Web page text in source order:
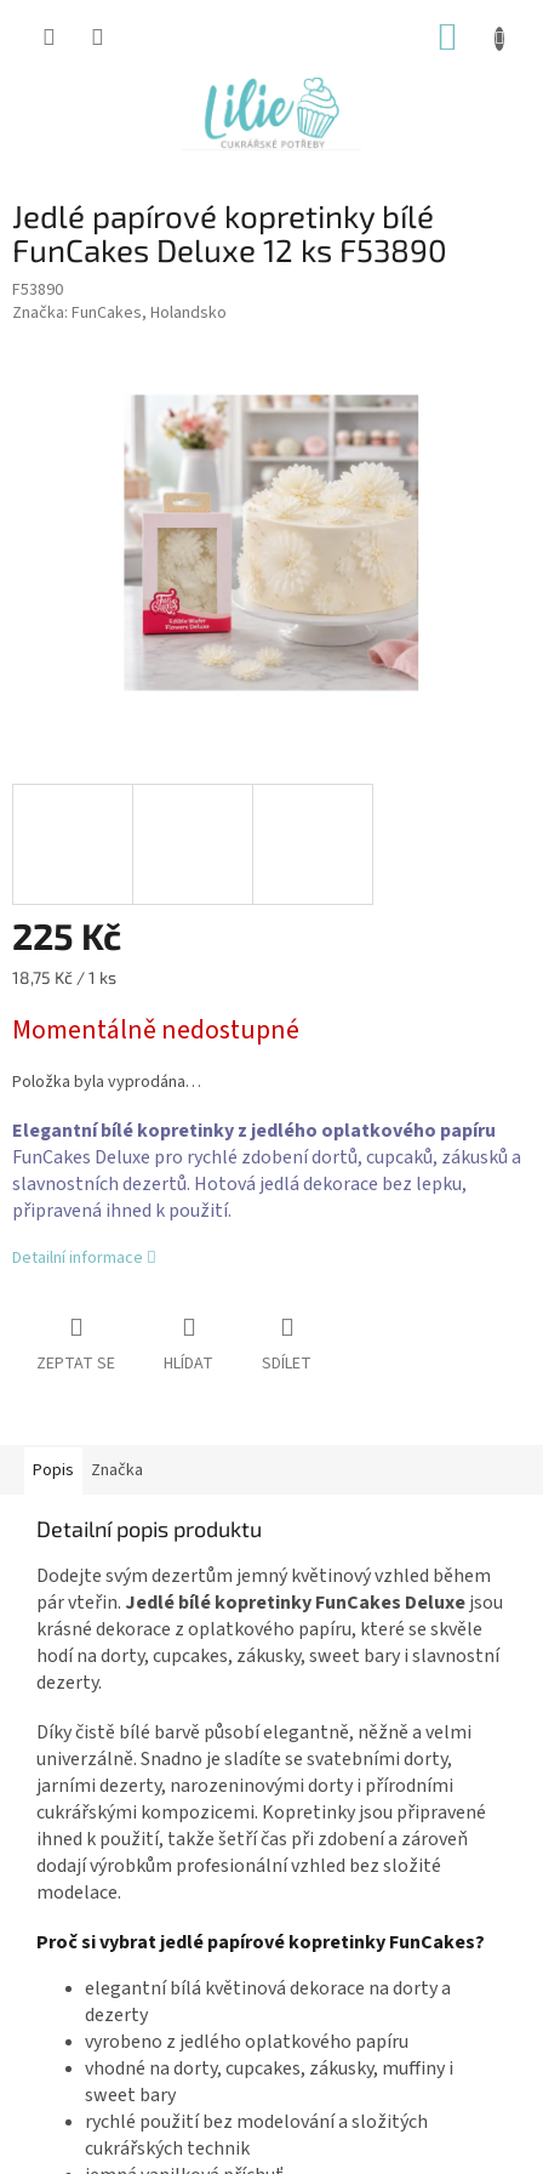
Jedlé papírové kopretinky bílé
FunCakes Deluxe 12 ks F53890
F53890
Značka: FunCakes, Holandsko
225 Kč
Měrná
18,75 Kč / 1 ks
Momentálně nedostupné
Položka byla vyprodána…
Elegantní bílé kopretinky z jedlého oplatkového papíru
FunCakes Deluxe pro rychlé zdobení dortů, cupcaků, zákusků a
slavnostních dezertů. Hotová jedlá dekorace bez lepku,
připravená ihned k použití.
Detailní informace
ZEPTAT SE HLÍDAT SDÍLET
Popis Značka
Detailní popis produktu
Dodejte svým dezertům jemný květinový vzhled během
pár vteřin. Jedlé bílé kopretinky FunCakes Deluxejsou
krásné dekorace z oplatkového papíru, které se skvěle
hodí na dorty, cupcakes, zákusky, sweet bary i slavnostní
dezerty.
Díky čistě bílé barvě působí elegantně, něžně a velmi
univerzálně. Snadno je sladíte se svatebními dorty,
jarními dezerty, narozeninovými dorty i přírodními
cukrářskými kompozicemi. Kopretinky jsou připravené
ihned k použití, takže šetří čas při zdobení a zároveň
dodají výrobkům profesionální vzhled bez složité
modelace.
Proč si vybrat jedlé papírové kopretinky FunCakes?
elegantní bílá květinová dekorace na dorty a
dezerty
vyrobeno z jedlého oplatkového papíru
vhodné na dorty, cupcakes, zákusky, muffiny i
sweet bary
rychlé použití bez modelování a složitých
cukrářských technik